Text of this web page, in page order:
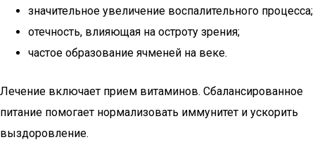
значительное увеличение воспалительного процесса;
отечность, влияющая на остроту зрения;
частое образование ячменей на веке.
Лечение включает прием витаминов. Сбалансированное
питание помогает нормализовать иммунитет и ускорить
выздоровление.